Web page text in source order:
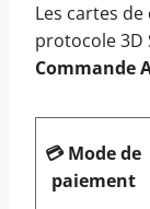
Les cartes
protocole 3D
Commande
💳 Mode de
paiement